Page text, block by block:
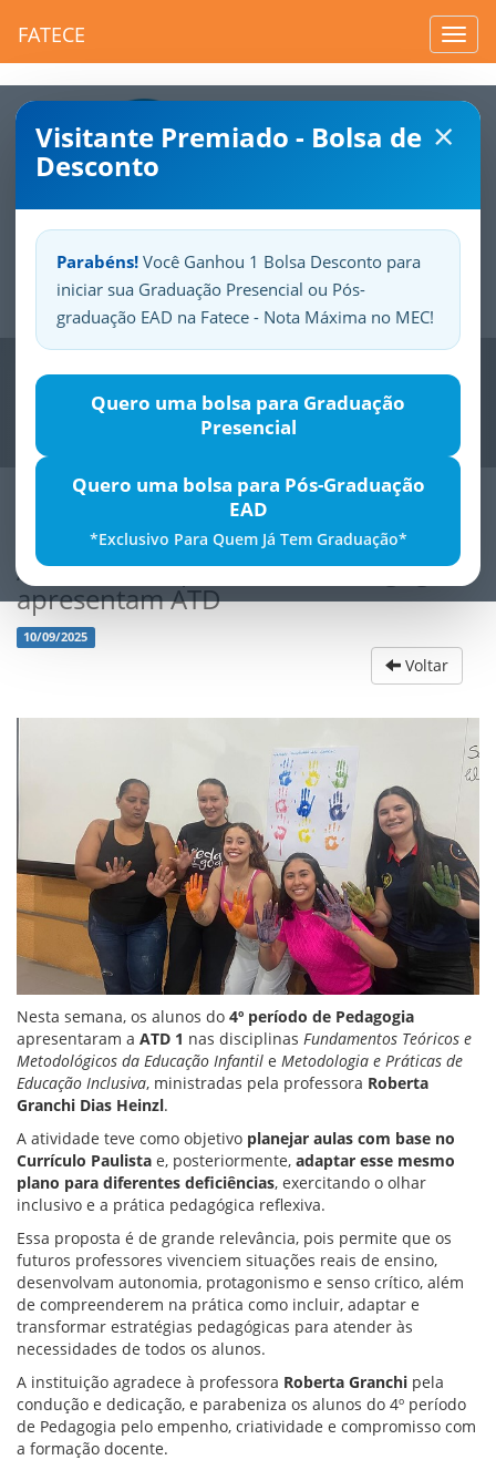
FATECE
×
Visitante Premiado - Bolsa de
Desconto
Parabéns! Você Ganhou 1 Bolsa Desconto para
iniciar sua Graduação Presencial ou Pós-
graduação EAD na Fatece - Nota Máxima no MEC!
Quero uma bolsa para Graduação
Presencial
Quero uma bolsa para Pós-Graduação
EAD
*Exclusivo Para Quem Já Tem Graduação*
SuaFatece.Seuorgulho.
Previous
Alunos do 4º período de Pedagogia
apresentam ATD
10/09/2025
Voltar
Nesta semana, os alunos do 4º período de Pedagogia
apresentaram a ATD 1 nas disciplinas Fundamentos Teóricos e
Metodológicos da Educação Infantil e Metodologia e Práticas de
Educação Inclusiva, ministradas pela professora Roberta
Granchi Dias Heinzl.
A atividade teve como objetivo planejar aulas com base no
Currículo Paulista e, posteriormente, adaptar esse mesmo
plano para diferentes deficiências, exercitando o olhar
inclusivo e a prática pedagógica reflexiva.
Essa proposta é de grande relevância, pois permite que os
futuros professores vivenciem situações reais de ensino,
desenvolvam autonomia, protagonismo e senso crítico, além
de compreenderem na prática como incluir, adaptar e
transformar estratégias pedagógicas para atender às
necessidades de todos os alunos.
A instituição agradece à professora Roberta Granchi pela
condução e dedicação, e parabeniza os alunos do 4º período
de Pedagogia pelo empenho, criatividade e compromisso com
a formação docente.